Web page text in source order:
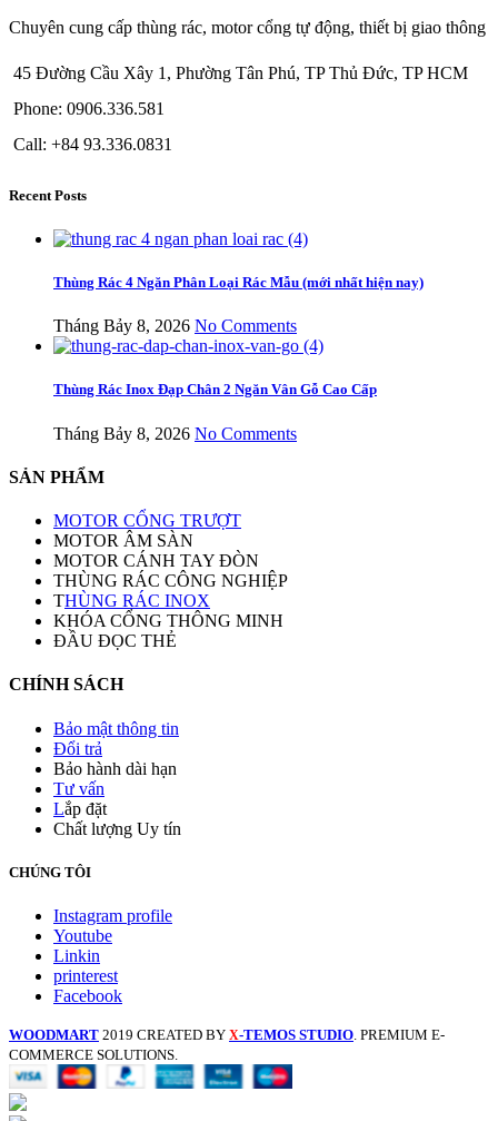
Chuyên cung cấp thùng rác, motor cổng tự động, thiết bị giao thông
45 Đường Cầu Xây 1, Phường Tân Phú, TP Thủ Đức, TP HCM
Phone: 0906.336.581
Call: +84 93.336.0831
Recent Posts
Thùng Rác 4 Ngăn Phân Loại Rác Mẫu (mới nhất hiện nay)
Tháng Bảy 8, 2026 No Comments
Thùng Rác Inox Đạp Chân 2 Ngăn Vân Gỗ Cao Cấp
Tháng Bảy 8, 2026 No Comments
SẢN PHẨM
MOTOR CỔNG TRƯỢT
MOTOR ÂM SÀN
MOTOR CÁNH TAY ĐÒN
THÙNG RÁC CÔNG NGHIỆP
THÙNG RÁC INOX
KHÓA CỔNG THÔNG MINH
ĐẦU ĐỌC THẺ
CHÍNH SÁCH
Bảo mật thông tin
Đổi trả
Bảo hành dài hạn
Tư vấn
Lắp đặt
Chất lượng Uy tín
CHÚNG TÔI
Instagram profile
Youtube
Linkin
printerest
Facebook
WOODMART 2019 CREATED BY X-TEMOS STUDIO. PREMIUM E-
COMMERCE SOLUTIONS.